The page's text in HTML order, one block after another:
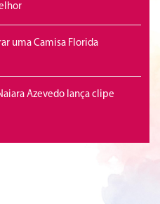
uma Camisa Florida
Azevedo lança clipe